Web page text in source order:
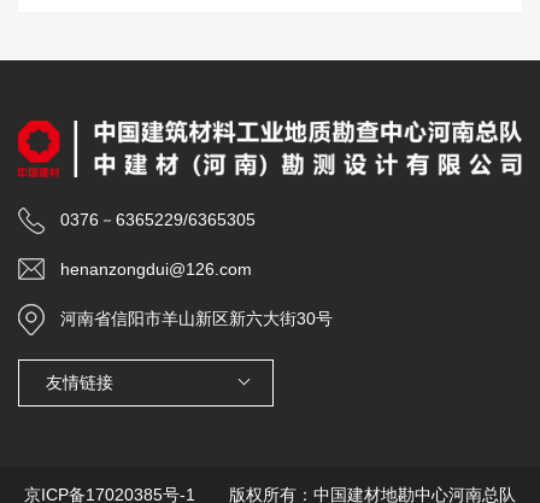
0376－6365229/6365305
henanzongdui@126.com
河南省信阳市羊山新区新六大街30号
友情链接
京ICP备17020385号-1 版权所有：中国建材地勘中心河南总队